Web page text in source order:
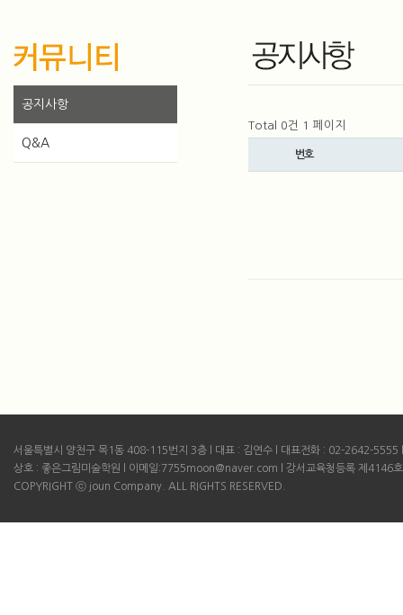
공지사항
Q&A
Total 0건 1 페이지
번호
서울특별시 양천구 목1동 408-115번지 3층 l 대표 : 김연수 l 대표전화 : 02-2642-
상호 : 좋은그림미술학원 l 이메일:7755moon@naver.com l 강서교육청등록 제4146호
COPYRIGHT ⓒ joun Company. ALL RIGHTS RESERVED.